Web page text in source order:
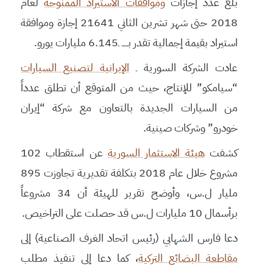
2018 حتى شهر تشرين الثاني 21641 إجازة وموافقة
استيراد بقيمة إجمالية تقدر بـــــ ـ6.145 مليارات يورو.
عادت الشركة السورية ـالإيرانية لتصنيع السيارات
“سيامكو” للإنتاج، حيث من المتوقع أن تطلق عدداً
من السيارات الجديدة بالتعاون مع شركة “إيران
خودرو” وشركات صينية.
كشفتهيئة الاستثمار السورية
عن استقطاب 102
مشروع خلال عام 2018 بتكلفة تقديرية تجاوزت 895
مليار ل.س، وأوضح تقرير للهيئة أن 34 مشروعاً
برأسمال 10 مليارات ل.س قد حصلت على التراخيص.
دعا فارس الشهابي (رئيس اتحاد الغرف الصناعية) إلى
مقاطعة البضائع التركية، كما دعا إلى تنفيذ مطلب